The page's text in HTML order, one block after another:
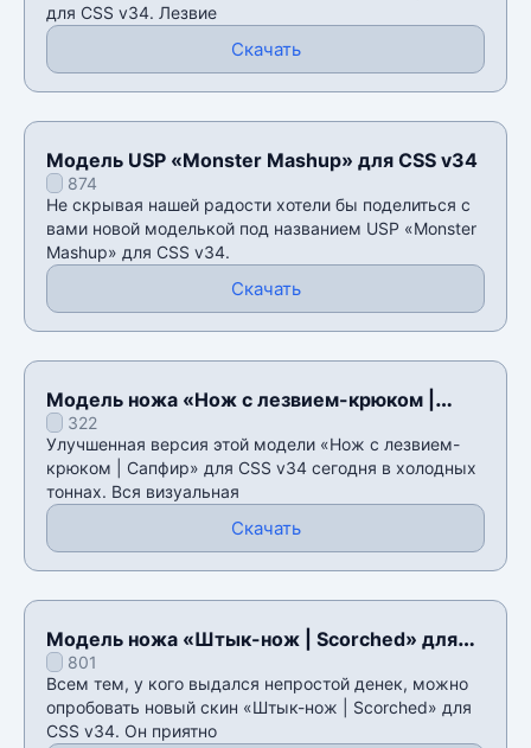
для CSS v34. Лезвие
Скачать
Модель USP «Monster Mashup» для CSS v34
874
Не скрывая нашей радости хотели бы поделиться с
вами новой моделькой под названием USP «Monster
Mashup» для CSS v34.
Скачать
Модель ножа «Нож с лезвием-крюком |
Сапфир» для CSS v34
322
Улучшенная версия этой модели «Нож с лезвием-
крюком | Сапфир» для CSS v34 сегодня в холодных
тоннах. Вся визуальная
Скачать
Модель ножа «Штык-нож | Scorched» для
CSS v34
801
Всем тем, у кого выдался непростой денек, можно
опробовать новый скин «Штык-нож | Scorched» для
CSS v34. Он приятно